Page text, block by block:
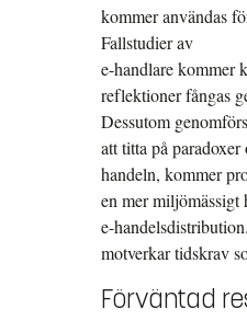
kommer användas
Fallstudier av
e-handlare kommer
reflektioner fångas
Dessutom
att titta på
handeln, kommer
en mer miljömässigt
e-
motverkar tidskrav
Förväntad